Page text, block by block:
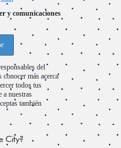
y comunicaciones
del
conocer más acerca
todos tus
a nuestras
también
City?